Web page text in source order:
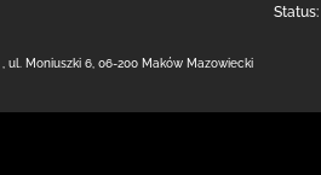
Status:
ul. Moniuszki 6 06-200 Maków Mazowiecki